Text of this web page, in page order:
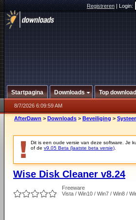
Registreren|Login:
Startpagina Downloads Top
8/7/2026 6:09:59 AM
AfterDawn > Downloads > Beveiliging >
Dit is een oude versie van deze software. Je
of de v9.05 Beta (laatste beta versie)
Wise Disk Cleaner v8.24
Freeware
Vista / Win10 / Win7 / Win8 /